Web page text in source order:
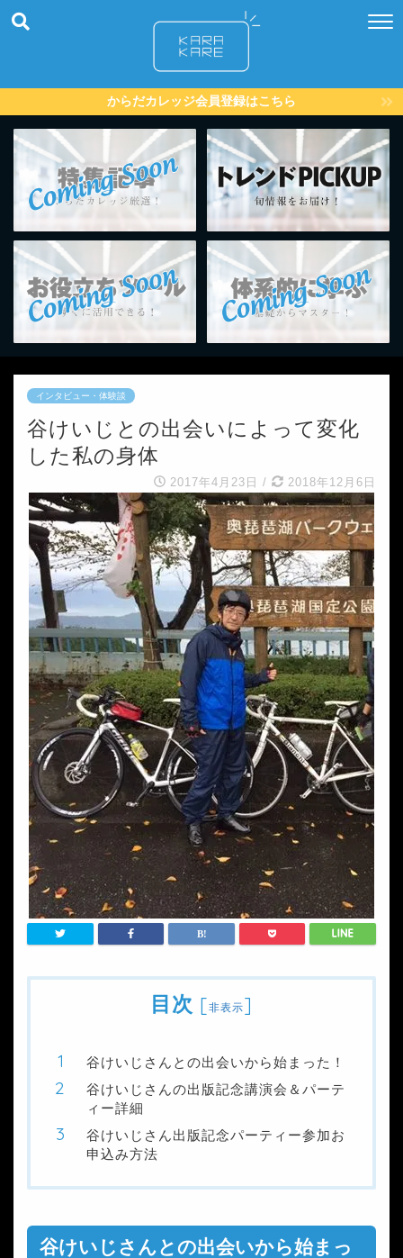
からだカレッジ会員登録はこちら
インタビュー・体験談
谷けいじとの出会いによって変化
した私の身体
2017年4月23日 / 2018年12月6日
目次 [非表示]
谷けいじさんとの出会いから始まった！
谷けいじさんの出版記念講演会＆パーテ
ィー詳細
谷けいじさん出版記念パーティー参加お
申込み方法
谷けいじさんとの出会いから始まっ